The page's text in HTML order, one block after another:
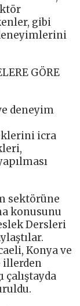
gibi
GÖRE
deneyim
icra
sektörüne
konusunu
Dersleri
Konya ve
illerden
çalıştayda